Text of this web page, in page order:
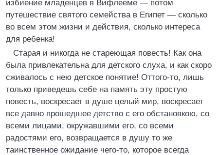
избиение младенцев в Вифлееме — потом
путешествие святого семейства в Египет — сколько
во всем этом жизни и действия, сколько интереса
для ребенка!
Старая и никогда не стареющая повесть! Как она
была привлекательна для детского слуха, и как скоро
сживалось с нею детское понятие! Оттого-то, лишь
только приведешь себе на память эту простую
повесть, воскресает в душе целый мир, воскресает
все давно прошедшее детство с его обстановкою, со
всеми лицами, окружавшими его, со всеми
радостями его, возвращается в душу то же
таинственное ожидание чего-то, которое всегда